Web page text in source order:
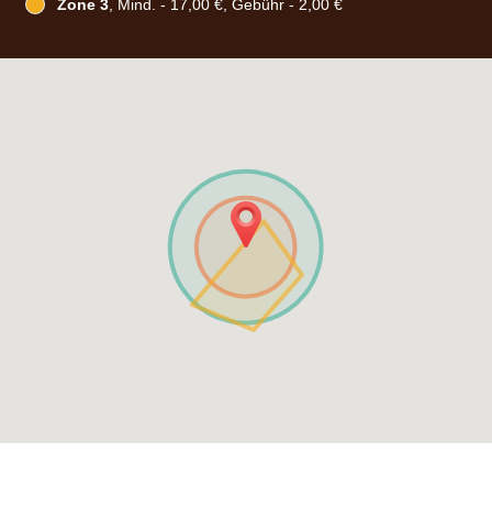
Zone 3, Mind. - 17,00 €, Gebühr - 2,00 €